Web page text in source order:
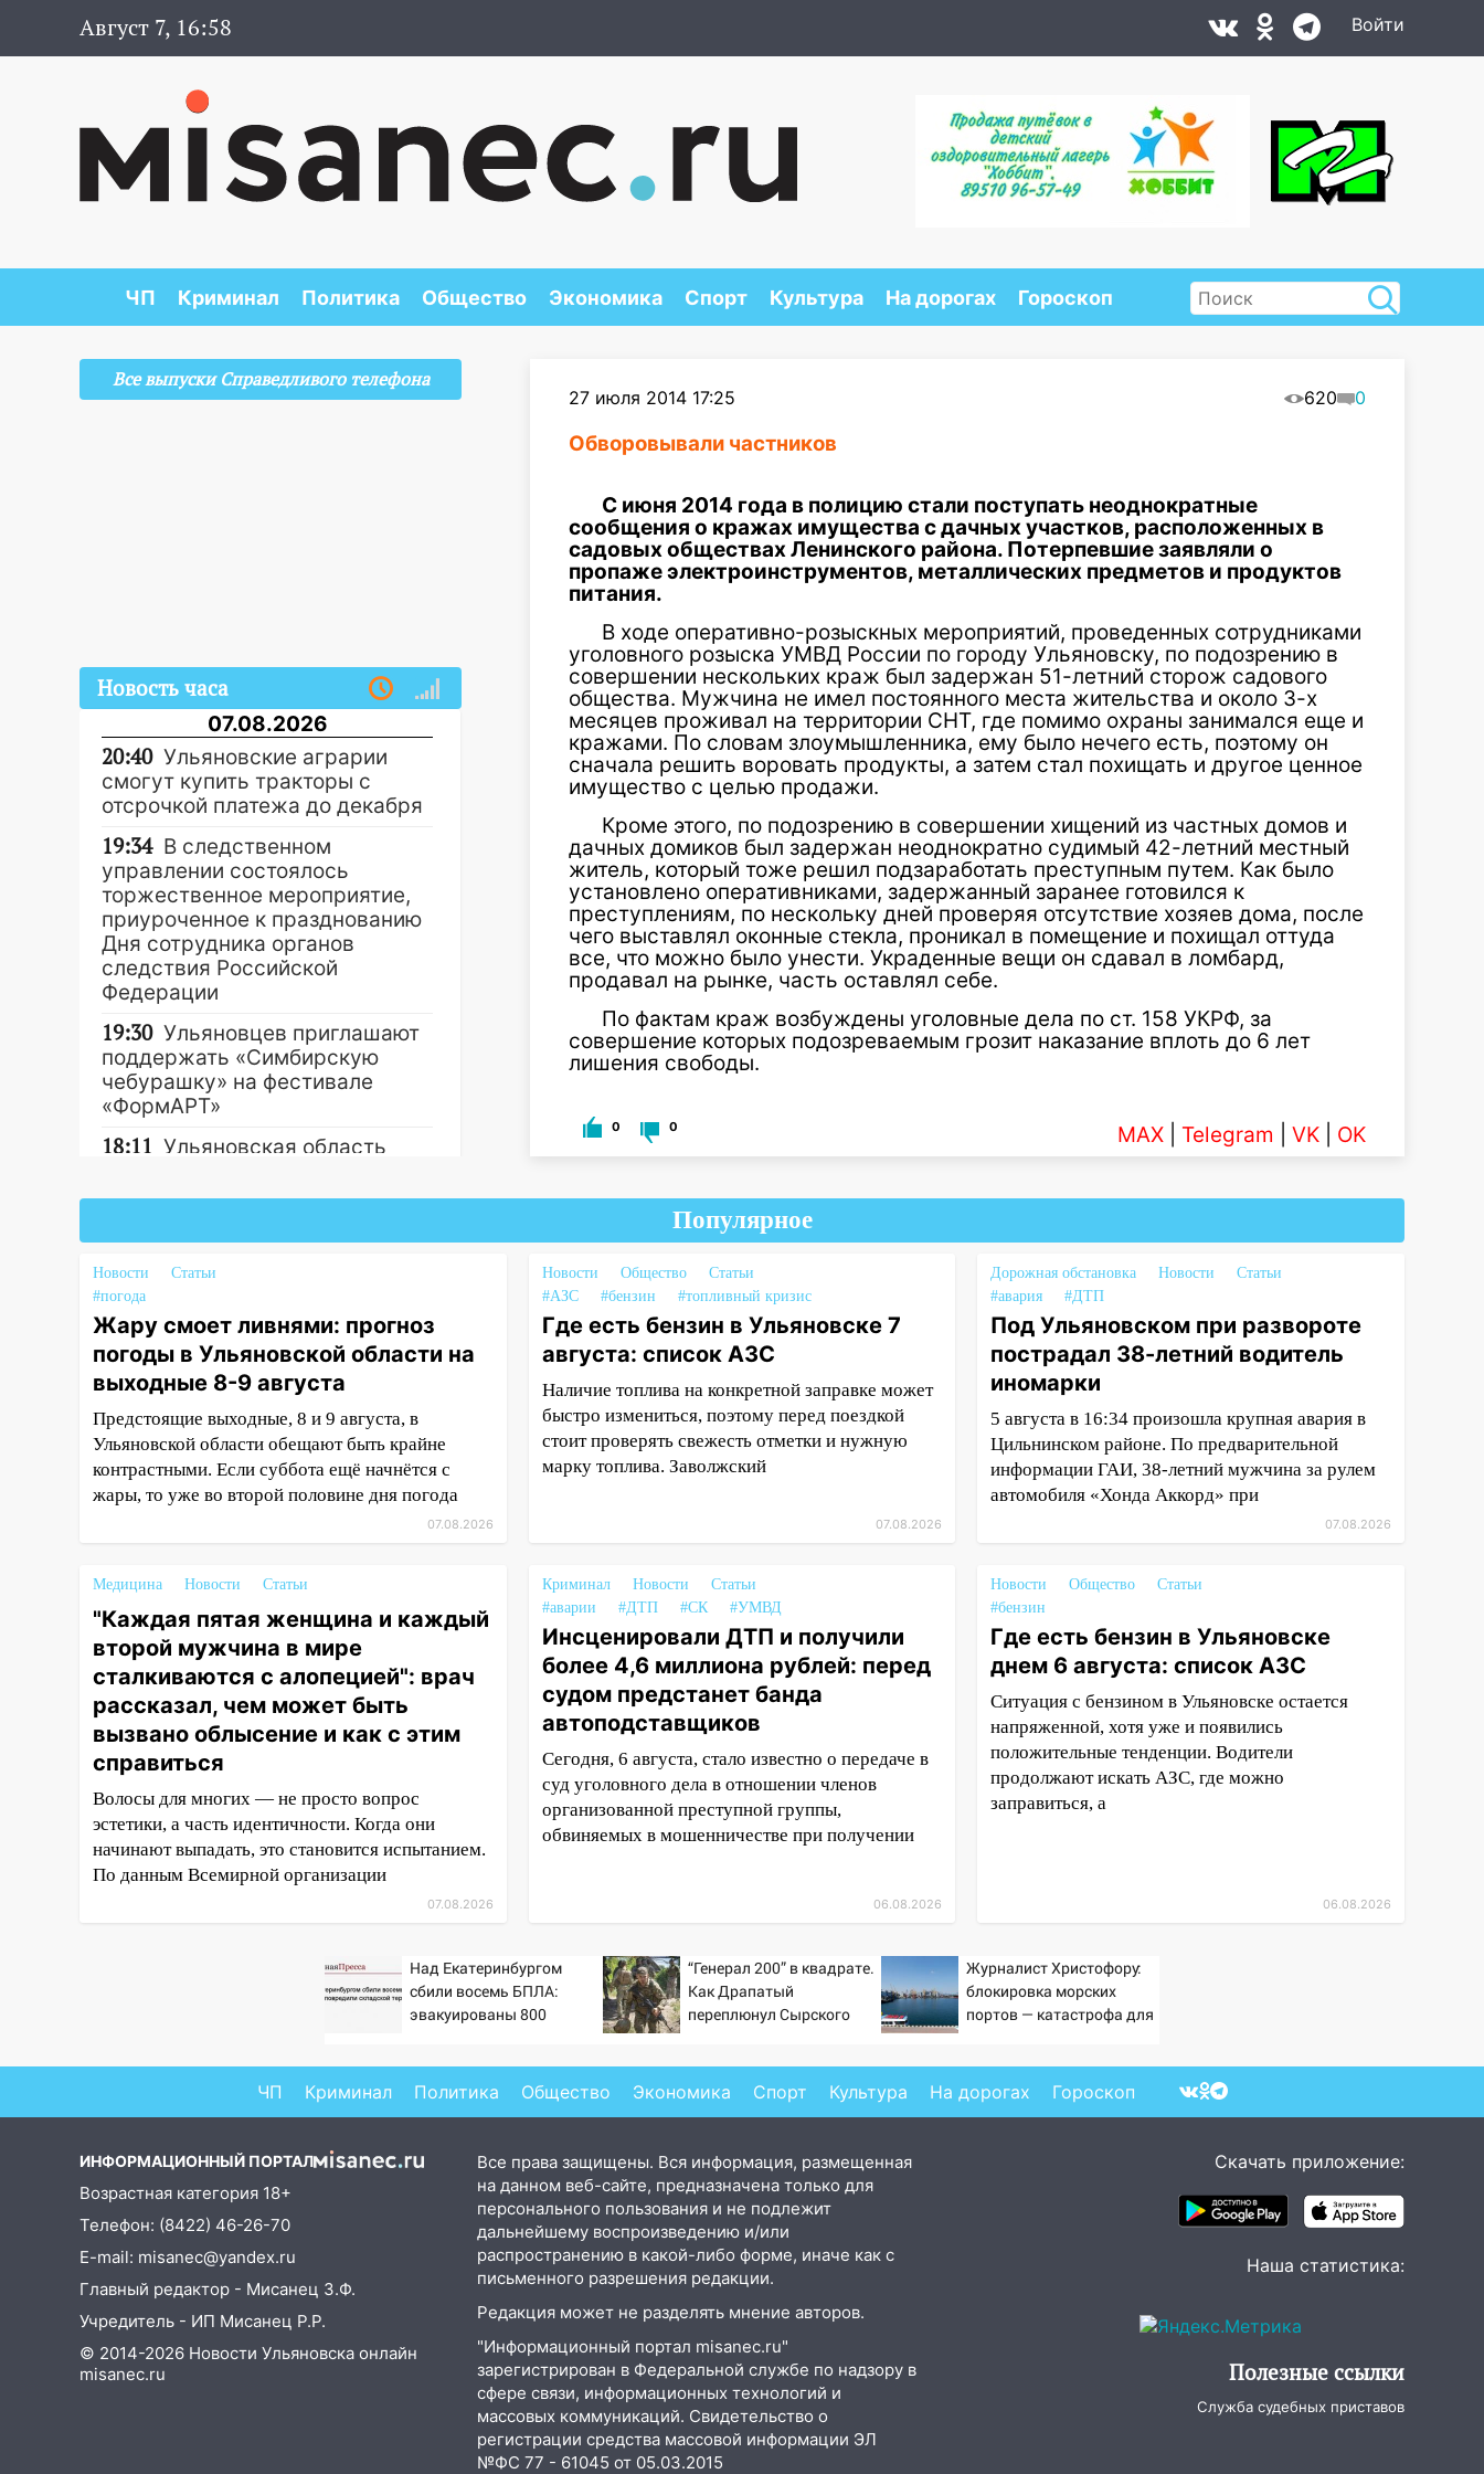
Август 7, 16:58 Войти
ЧП Криминал Политика Общество Экономика Спорт Культура На дорогах Гороскоп
27 июля 2014 17:25 620 0
Обворовывали частников
С июня 2014 года в полицию стали поступать неоднократные
сообщения о кражах имущества с дачных участков, расположенных в
садовых обществах Ленинского района. Потерпевшие заявляли о
пропаже электроинструментов, металлических предметов и продуктов
питания.
В ходе оперативно-розыскных мероприятий, проведенных сотрудниками
уголовного розыска УМВД России по городу Ульяновску, по подозрению в
совершении нескольких краж был задержан 51-летний сторож садового
общества. Мужчина не имел постоянного места жительства и около 3-х
месяцев проживал на территории СНТ, где помимо охраны занимался еще и
кражами. По словам злоумышленника, ему было нечего есть, поэтому он
сначала решить воровать продукты, а затем стал похищать и другое ценное
имущество с целью продажи.
Кроме этого, по подозрению в совершении хищений из частных домов и
дачных домиков был задержан неоднократно судимый 42-летний местный
житель, который тоже решил подзаработать преступным путем. Как было
установлено оперативниками, задержанный заранее готовился к
преступлениям, по нескольку дней проверяя отсутствие хозяев дома, после
чего выставлял оконные стекла, проникал в помещение и похищал оттуда
все, что можно было унести. Украденные вещи он сдавал в ломбард,
продавал на рынке, часть оставлял себе.
По фактам краж возбуждены уголовные дела по ст. 158 УКРФ, за
совершение которых подозреваемым грозит наказание вплоть до 6 лет
лишения свободы.
0 0 MAX Telegram VK OK
Все выпуски Справедливого телефона
Новость часа
07.08.2026
20:40 Ульяновские аграрии
смогут купить тракторы с
отсрочкой платежа до декабря
19:34 В следственном
управлении состоялось
торжественное мероприятие,
приуроченное к празднованию
Дня сотрудника органов
следствия Российской
Федерации
19:30 Ульяновцев приглашают
поддержать «Симбирскую
чебурашку» на фестивале
«ФормАРТ»
18:11 Ульяновская область
проекта «Культурное
17:16
В реанимацию
Ульяновской областной
больницы поступили шесть
новых аппаратов ИВЛ
16:51 В Чердаклинском районе
ремонтируют дороги, ставят
остановки и проводят новое
освещение
16:35
В Ульяновске установили
ещё девять бункеров для
16:26
В Ульяновске бесплатно
открытым небом
16:12 В Ульяновском
госуниверситете разработают
отечественный прибор для
цифровой ПЦР
15:47
вернуть деньги за абонементы
закрывшегося фитнес-клуба
«Рекорд-Fitness»
в порядок детские площадки
Прокуратура проверяет
В Кузоватово после
прокурорской проверки
обновили разметку на
пешеходных переходах
14:40
На проспекте Гая в
Ульяновске запретили
остановку автомобилей на 50-
метровом участке
14:22 В Новом городе 8 августа
пройдет большой фестиваль
«Наше время» с
Популярное
Новости
Статьи
#погода
Жару смоет ливнями: прогноз
погоды в Ульяновской области на
выходные 8-9 августа
Предстоящие выходные, 8 и 9 августа, в
Ульяновской области обещают быть крайне
контрастными. Если суббота ещё начнётся с
жары, то уже во второй половине дня погода
07.08.2026
Новости Общество
Статьи
#АЗС
#бензин #топливный кризис
Где есть бензин в Ульяновске 7
августа: список АЗС
Наличие топлива на конкретной заправке может
быстро измениться, поэтому перед поездкой
стоит проверять свежесть отметки и нужную
марку топлива. Заволжский
07.08.2026
Дорожная обстановка Новости
Статьи
#авария
#ДТП
Под Ульяновском при развороте
пострадал 38-летний водитель
иномарки
5 августа в 16:34 произошла крупная авария в
Цильнинском районе. По предварительной
информации ГАИ, 38-летний мужчина за рулем
автомобиля «Хонда Аккорд» при
07.08.2026
Медицина Новости Статьи
"Каждая пятая женщина и каждый
второй мужчина в мире
сталкиваются с алопецией": врач
рассказал, чем может быть
вызвано облысение и как с этим
справиться
Волосы для многих — не просто вопрос
эстетики, а часть идентичности. Когда они
начинают выпадать, это становится испытанием.
По данным Всемирной организации
07.08.2026
Криминал Новости
Статьи
#аварии
#ДТП #СК #УМВД
Инсценировали ДТП и получили
более 4,6 миллиона рублей: перед
судом предстанет банда
автоподставщиков
Сегодня, 6 августа, стало известно о передаче в
суд уголовного дела в отношении членов
организованной преступной группы,
обвиняемых в мошенничестве при получении
06.08.2026
Новости Общество
Статьи
#бензин
Где есть бензин в Ульяновске
днем 6 августа: список АЗС
Ситуация с бензином в Ульяновске остается
напряженной, хотя уже и появились
положительные тенденции. Водители
продолжают искать АЗС, где можно
заправиться, а
06.08.2026
Над Екатеринбургом
сбили восемь БПЛА:
эвакуированы 800
“Генерал 200” в квадрате.
Как Драпатый
переплюнул Сырского
Журналист Христофору:
блокировка морских
портов — катастрофа для
ЧП Криминал Политика Общество Экономика Спорт Культура На дорогах Гороскоп
ИНФОРМАЦИОННЫЙ ПОРТАЛ
Возрастная категория 18+
Телефон: (8422) 46-26-70
E-mail: misanec@yandex.ru
Главный редактор - Мисанец З.Ф.
Учредитель - ИП Мисанец Р.Р.
© 2014-2026 Новости Ульяновска онлайн
misanec.ru
Все права защищены. Вся информация, размещенная
на данном веб-сайте, предназначена только для
персонального пользования и не подлежит
дальнейшему воспроизведению и/или
распространению в какой-либо форме, иначе как с
письменного разрешения редакции.
Редакция может не разделять мнение авторов.
"Информационный портал misanec.ru"
зарегистрирован в Федеральной службе по надзору в
сфере связи, информационных технологий и
массовых коммуникаций. Свидетельство о
регистрации средства массовой информации ЭЛ
№ФС 77 - 61045 от 05.03.2015
Скачать приложение:
Наша статистика:
Полезные ссылки
Служба судебных приставов